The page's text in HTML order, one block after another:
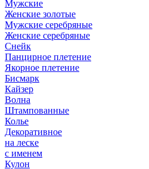
Мужские
Женские золотые
Мужские серебряные
Женские серебряные
Снейк
Панцирное плетение
Якорное плетение
Бисмарк
Кайзер
Волна
Штампованные
Колье
Декоративное
на леске
с именем
Кулон